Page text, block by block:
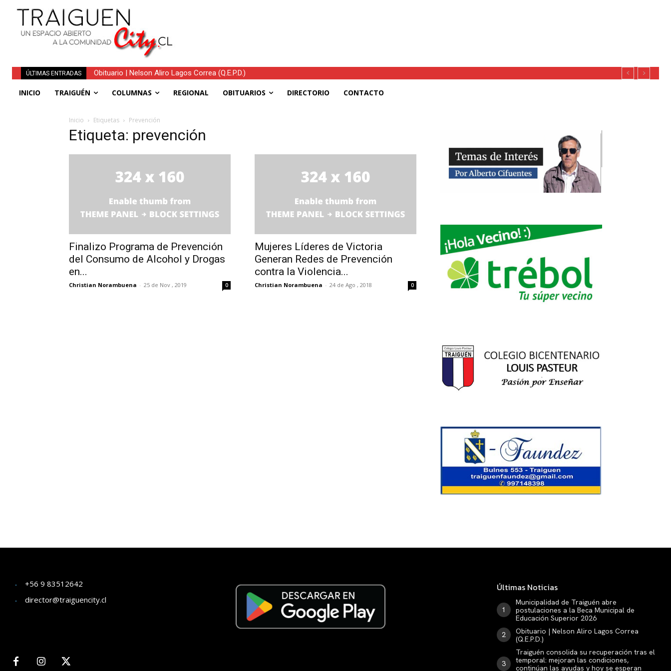
ÚLTIMAS ENTRADAS Obituario | Nelson Aliro Lagos Correa (Q.E.P.D.)
INICIO TRAIGUÉN COLUMNAS REGIONAL OBITUARIOS DIRECTORIO CONTACTO
Inicio Etiquetas Prevención
Etiqueta: prevención
Finalizo Programa de Prevención
del Consumo de Alcohol y Drogas
en...
Christian Norambuena - 25 de Nov , 2019 0
Mujeres Líderes de Victoria
Generan Redes de Prevención
contra la Violencia...
Christian Norambuena - 24 de Ago , 2018 0
+56 9 83512642
director@traiguencity.cl
Últimas Noticias
Municipalidad de Traiguén abre
postulaciones a la Beca Municipal de
Educación Superior 2026
Obituario | Nelson Aliro Lagos Correa
(Q.E.P.D.)
Traiguén consolida su recuperación tras el
temporal: mejoran las condiciones,
continúan las ayudas y hoy se esperan